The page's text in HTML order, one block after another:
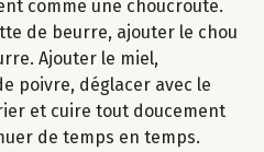
comme une choucroute.
de beurre, ajouter le chou
Ajouter le miel,
poivre, déglacer avec le
et cuire tout doucement
de temps en temps.